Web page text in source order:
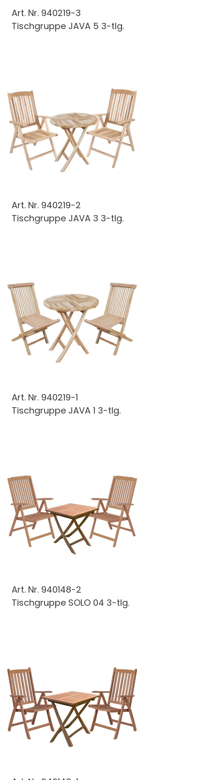
Art. Nr. 940219-3
Tischgruppe JAVA 5 3-tlg.
Art. Nr. 940219-2
Tischgruppe JAVA 3 3-tlg.
Art. Nr. 940219-1
Tischgruppe JAVA 1 3-tlg.
Art. Nr. 940148-2
Tischgruppe SOLO 04 3-tlg.